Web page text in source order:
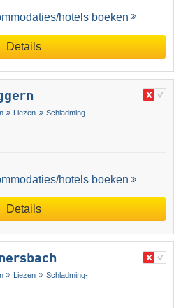
hotels boeken
Details
Liezen
Schladming-
hotels boeken
Details
Liezen
Schladming-